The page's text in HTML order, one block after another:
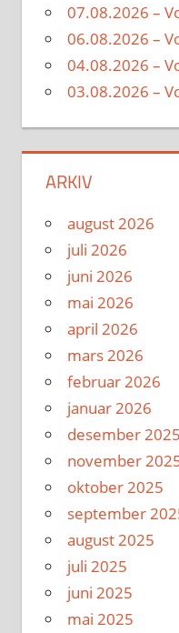
07.08.2026 –
06.08.2026 –
04.08.2026 –
03.08.2026 –
ARKIV
august 2026
juli 2026
juni 2026
mai 2026
april 2026
mars 2026
februar 2026
januar 2026
desember 2025
november
oktober 2025
september
august 2025
juli 2025
juni 2025
mai 2025